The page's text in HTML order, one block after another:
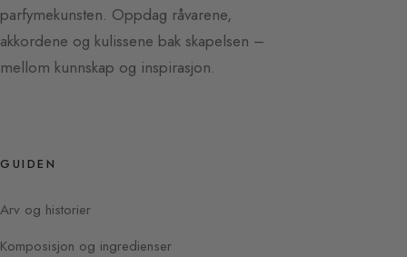
parfymekunsten. Oppdag råvarene,
akkordene og kulissene bak skapelsen –
mellom kunnskap og inspirasjon.
GUIDEN
Arv og historier
Komposisjon og ingredienser